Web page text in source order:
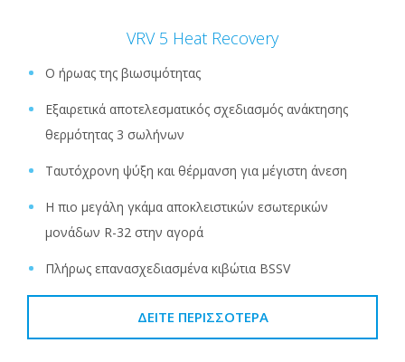
VRV 5 Heat Recovery
Ο ήρωας της βιωσιμότητας
Εξαιρετικά αποτελεσματικός σχεδιασμός ανάκτησης
θερμότητας 3 σωλήνων
Ταυτόχρονη ψύξη και θέρμανση για μέγιστη άνεση
Η πιο μεγάλη γκάμα αποκλειστικών εσωτερικών
μονάδων R-32 στην αγορά
Πλήρως επανασχεδιασμένα κιβώτια BSSV
ΔΕΊΤΕ ΠΕΡΙΣΣΌΤΕΡΑ